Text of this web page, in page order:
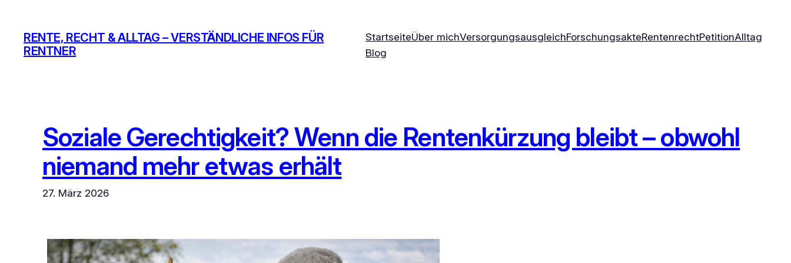
springen
RENTE, RECHT & ALLTAG – VERSTÄNDLICHE INFOS FÜR
RENTNER
StartseiteÜber michVersorgungsausgleichForschungsakteRentenrechtPetitionAlltag
Blog
Soziale Gerechtigkeit? Wenn die Rentenkürzung bleibt – obwohl
niemand mehr etwas erhält
27. März 2026